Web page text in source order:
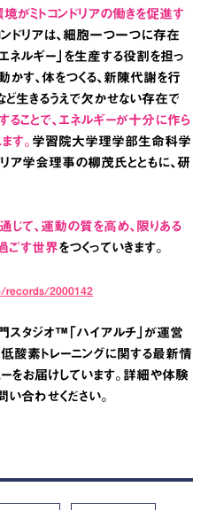
がミトコンドリアの働きを促進す
ンドリアは、細胞一つ一つに存在
ネルギー」を生産する役割を担っ
かす、体をつくる、新陳代謝を行
生きるうえで欠かせない存在で
ることで、エネルギーが十分に作ら
す。 学習院大学理学部生命科学
ア学会理事の柳茂氏とともに、研
じて、運動の質を高め、限りある
ごす世界をつくっていきます。
records/2000142
スタジオ™「ハイアルチ」が運営
酸素トレーニングに関する最新情
ーをお届けしています。詳細や体験
合わせください。